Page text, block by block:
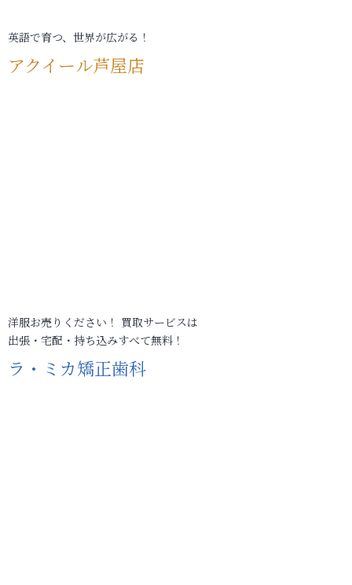
英語で育つ、世界が広がる！
アクイール芦屋店
洋服お売りください！ 買取サービスは
出張・宅配・持ち込みすべて無料！
ラ・ミカ矯正歯科